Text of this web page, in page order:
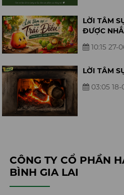
LỜI TÂM
ĐƯỢC
10:15 27-
LỜI TÂM
03:05
CÔNG TY CỔ PHẦN
BÌNH GIA LAI